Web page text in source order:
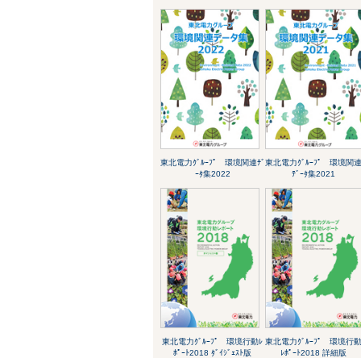
東北電力ｸﾞﾙｰﾌﾟ 環境関連ﾃﾞ
ｰﾀ集2022
東北電力ｸﾞﾙｰﾌﾟ 環境関
ﾃﾞｰﾀ集2021
東北電力ｸﾞﾙｰﾌﾟ 環境行動ﾚ
ﾎﾟｰﾄ2018 ﾀﾞｲｼﾞｪｽﾄ版
東北電力ｸﾞﾙｰﾌﾟ 環境行
ﾚﾎﾟｰﾄ2018 詳細版